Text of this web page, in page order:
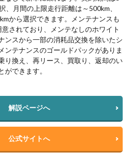
、月間の上限走行距離は～500km、
から選択できます。メンテナンスも
されており、メンテなしのホワイト
ンスから一部の消耗品交換を除いたシ
ンテナンスのゴールドパックがありま
り換え、再リース、買取り、返却のい
ができます。
解説ページへ
公式サイトへ